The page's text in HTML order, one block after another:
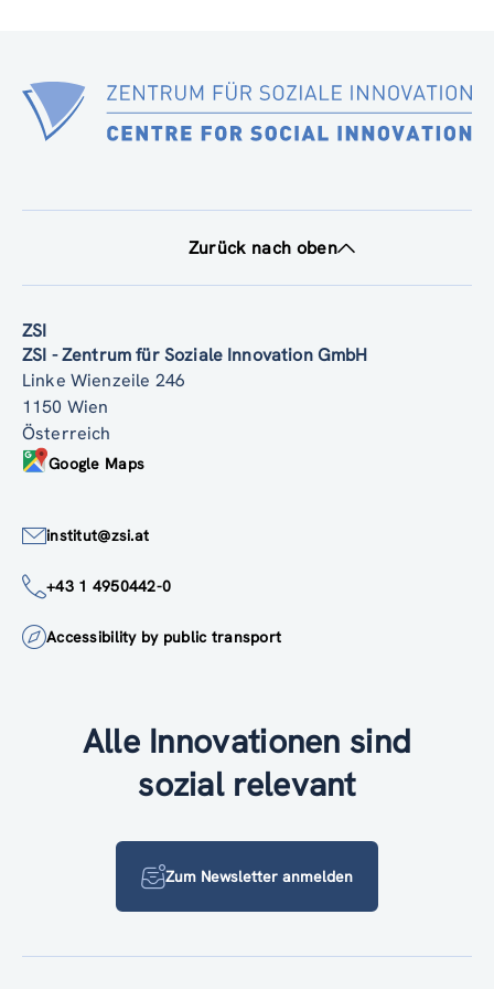
Zurück nach oben
ZSI
ZSI - Zentrum für Soziale Innovation GmbH
Linke Wienzeile 246
1150 Wien
Österreich
Google Maps
institut@zsi.at
+43 1 4950442-0
Accessibility by public transport
Alle Innovationen sind
sozial relevant
Zum Newsletter anmelden